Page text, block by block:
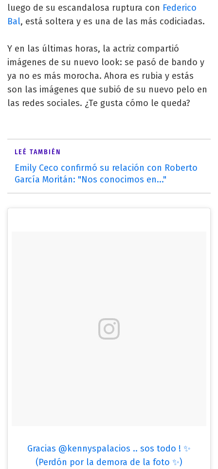
luego de su escandalosa ruptura con Federico
Bal, está soltera y es una de las más codiciadas.
Y en las últimas horas, la actriz compartió
imágenes de su nuevo look: se pasó de bando y
ya no es más morocha. Ahora es rubia y estás
son las imágenes que subió de su nuevo pelo en
las redes sociales. ¿Te gusta cómo le queda?
LEÉ TAMBIÉN
Emily Ceco confirmó su relación con Roberto
García Moritán: "Nos conocimos en..."
Gracias @kennyspalacios .. sos todo ! ✨
(Perdón por la demora de la foto ✨)